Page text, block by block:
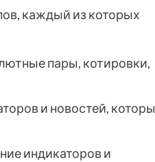
каждый из которых
пары, котировки,
и новостей,
индикаторов и